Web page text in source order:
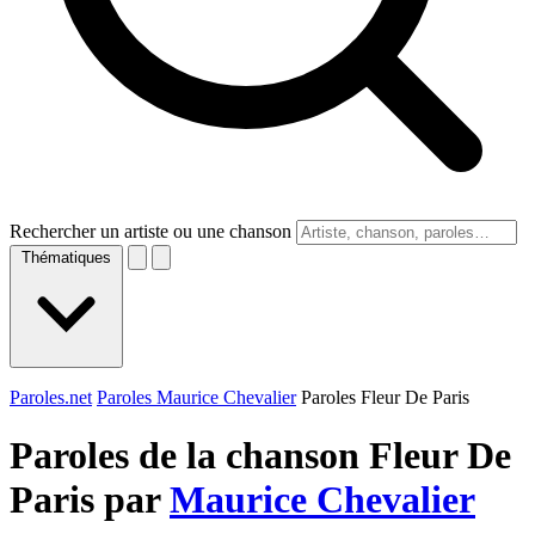
Rechercher un artiste ou une chanson
Thématiques
Paroles.net Paroles Maurice Chevalier Paroles Fleur De Paris
Paroles de la chanson Fleur De
Paris parMaurice Chevalier